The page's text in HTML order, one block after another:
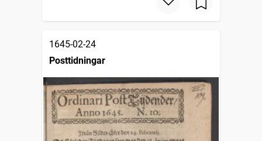
1645-02-24
Posttidningar